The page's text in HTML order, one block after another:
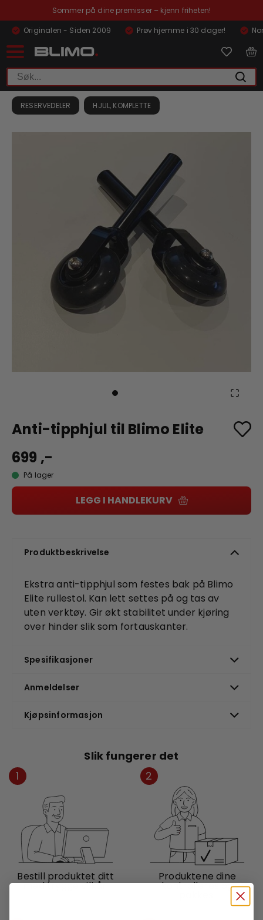
Sommer på dine premisser – kjenn friheten!
Originalen - Siden 2009
Prøv hjemme i 30 dager!
RESERVEDELER HJUL, KOMPLETTE
Anti-tipphjul til Blimo Elite
699 ,-
På lager
LEGG I HANDLEKURV
Produktbeskrivelse
Ekstra anti-tipphjul som festes bak på Blimo
Elite rullestol. Kan lett settes på og tas av
uten verktøy. Gir økt stabilitet under kjøring
over hinder slik som fortauskanter.
Spesifikasjoner
Anmeldelser
Kjøpsinformasjon
Slik fungerer det
1
Bestill produktet ditt
med trygge vilkår.
2
Produktene dine
kontrolleres og